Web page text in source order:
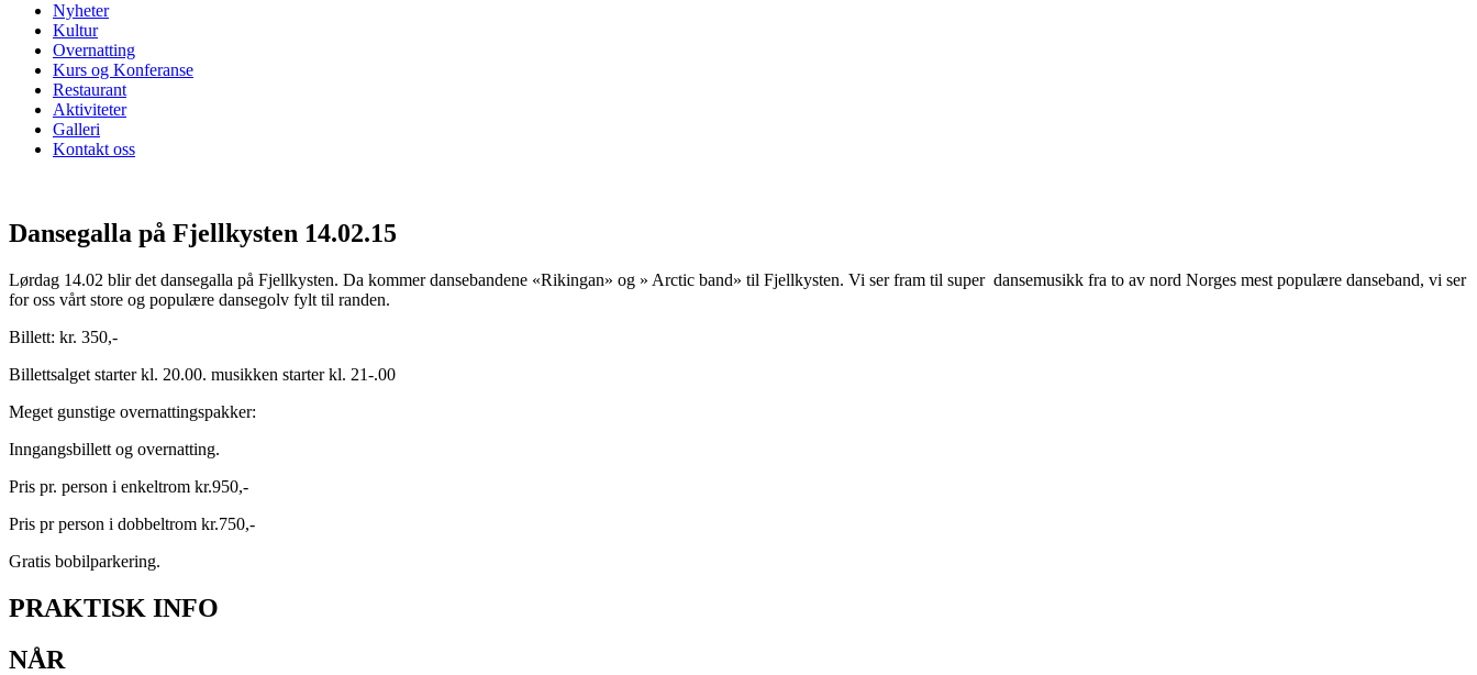
Nyheter
Kultur
Overnatting
Kurs og Konferanse
Restaurant
Aktiviteter
Galleri
Kontakt oss
Dansegalla på Fjellkysten 14.02.15
Lørdag 14.02 blir det dansegalla på Fjellkysten. Da kommer dansebandene «Rikingan» og » Arctic band» til Fjellkysten. Vi ser fram til super dansemusikk fra to av nord Norges mest populære danseband, vi ser
for oss vårt store og populære dansegolv fylt til randen.
Billett: kr. 350,-
Billettsalget starter kl. 20.00. musikken starter kl. 21-.00
Meget gunstige overnattingspakker:
Inngangsbillett og overnatting.
Pris pr. person i enkeltrom kr.950,-
Pris pr person i dobbeltrom kr.750,-
Gratis bobilparkering.
PRAKTISK INFO
NÅR